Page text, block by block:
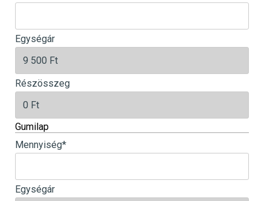
Egységár
Részösszeg
Gumilap
Mennyiség*
Egységár